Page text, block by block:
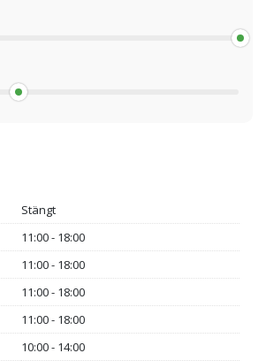
Stängt
11:00 - 18:00
11:00 - 18:00
11:00 - 18:00
11:00 - 18:00
10:00 - 14:00